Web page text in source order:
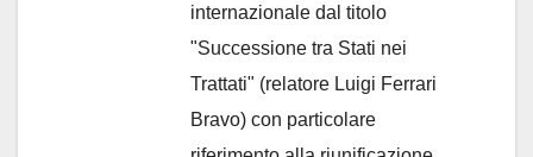
internazionale dal titolo
"Successione tra Stati nei
Trattati" (relatore Luigi Ferrari
Bravo) con particolare